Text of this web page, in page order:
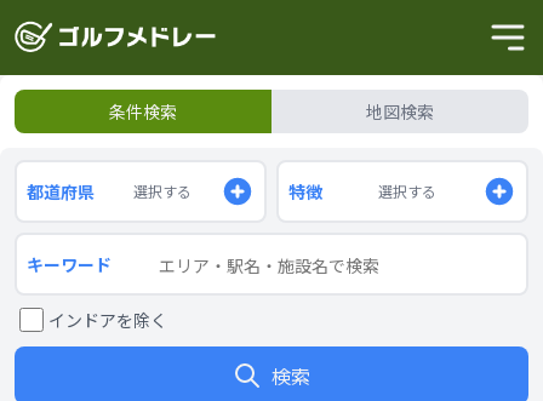
条件検索 地図検索
都道府県 選択する 特徴 選択する
キーワード
インドアを除く
検索